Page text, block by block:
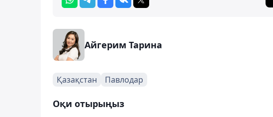
Айгерим Тарина
Қазақстан Павлодар
Оқи отырыңыз